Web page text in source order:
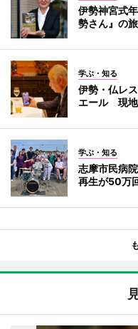
伊勢神宮式
勢さん』の
学ぶ・知る
伊勢・仏レ
エール 現
学ぶ・知る
志摩市民病
再生が50万